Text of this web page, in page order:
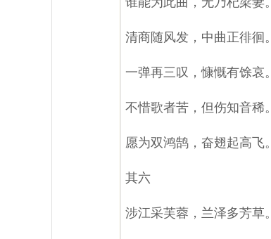
清商随风发，中曲正徘徊。
一弹再三叹，慷慨有馀哀。
不惜歌者苦，但伤知音稀。
愿为双鸿鹄，奋翅起高飞。
其六
涉江采芙蓉，兰泽多芳草。